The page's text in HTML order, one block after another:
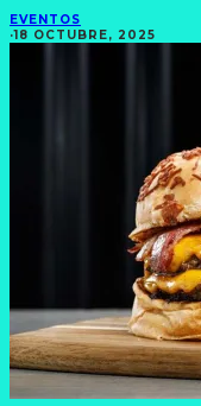
EVENTOS
·18 OCTUBRE, 2025